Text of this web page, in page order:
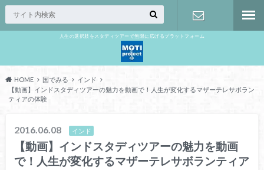
人生の選択肢をスタディツアーで無限に広げるプラットフォーム
HOME 国でみる
インド
【動画】インドスタディツアーの魅力を動画で！人生が変化するマザーテレサボラン
ティアの体験
2016.06.08 インド
【動画】インドスタディツアーの魅力を動画
で！人生が変化するマザーテレサボランティア